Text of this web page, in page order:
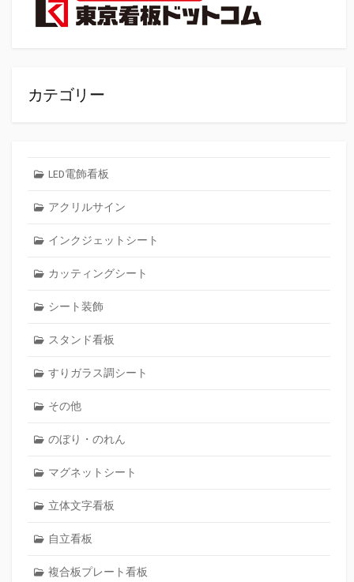
カテゴリー
LED電飾看板
アクリルサイン
インクジェットシート
カッティングシート
シート装飾
スタンド看板
すりガラス調シート
その他
のぼり・のれん
マグネットシート
立体文字看板
自立看板
複合板プレート看板